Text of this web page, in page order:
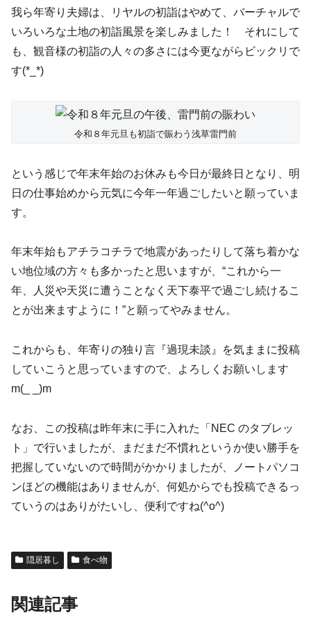
我ら年寄り夫婦は、リヤルの初詣はやめて、バーチャルで
いろいろな土地の初詣風景を楽しみました！ それにして
も、観音様の初詣の人々の多さには今更ながらビックリで
す(*_*)
令和８年元旦も初詣で賑わう浅草雷門前
という感じで年末年始のお休みも今日が最終日となり、明
日の仕事始めから元気に今年一年過ごしたいと願っていま
す。
年末年始もアチラコチラで地震があったりして落ち着かな
い地位域の方々も多かったと思いますが、“これから一
年、人災や天災に遭うことなく天下泰平で過ごし続けるこ
とが出来ますように！”と願ってやみません。
これからも、年寄りの独り言『過現未談』を気ままに投稿
していこうと思っていますので、よろしくお願いします
m(_ _)m
なお、この投稿は昨年末に手に入れた「NEC のタブレッ
ト」で行いましたが、まだまだ不慣れというか使い勝手を
把握していないので時間がかかりましたが、ノートパソコ
ンほどの機能はありませんが、何処からでも投稿できるっ
ていうのはありがたいし、便利ですね(^o^)
隠居暮し 食べ物
関連記事